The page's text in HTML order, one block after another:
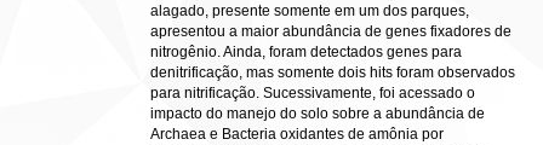
alagado, presente somente em um dos parques,
apresentou a maior abundância de genes fixadores de
nitrogênio. Ainda, foram detectados genes para
denitrificação, mas somente dois hits foram observados
para nitrificação. Sucessivamente, foi acessado o
impacto do manejo do solo sobre a abundância de
Archaea e Bacteria oxidantes de amônia por